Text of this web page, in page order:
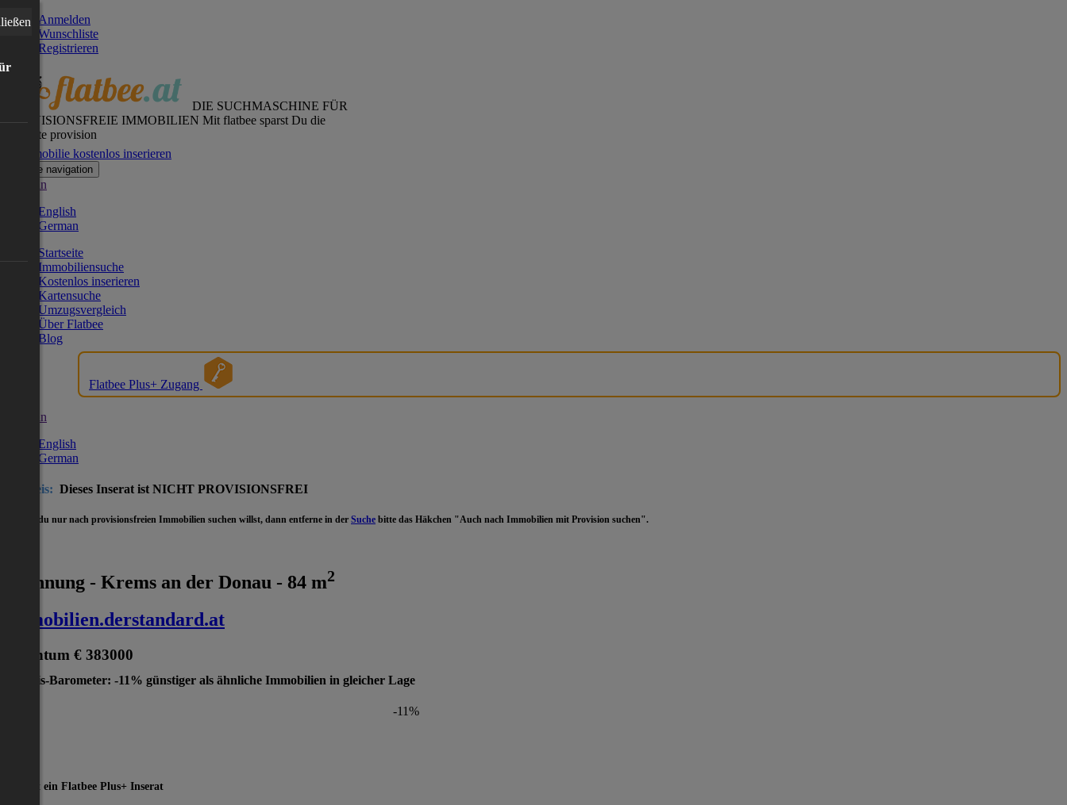
Anmelden
Wunschliste
Registrieren
DIE SUCHMASCHINE FÜR
PROVISIONSFREIE IMMOBILIEN Mit flatbee sparst Du die
gesamte provision
Immobilie kostenlos inserieren
Toggle navigation
German
English
German
Startseite
Immobiliensuche
Kostenlos inserieren
Kartensuche
Umzugsvergleich
Über Flatbee
Blog
Flatbee Plus+ Zugang
German
English
German
Hinweis: Dieses Inserat ist NICHT PROVISIONSFREI
- Wenn du nur nach provisionsfreien Immobilien suchen willst, dann entferne in der Suche bitte das Häkchen "Auch nach Immobilien mit Provision suchen".
Wohnung - Krems an der Donau - 84 m2
immobilien.derstandard.at
Eigentum € 383000
Preis-Barometer: -11% günstiger als ähnliche Immobilien in gleicher Lage
-11%
Dies ist ein Flatbee Plus+ Inserat